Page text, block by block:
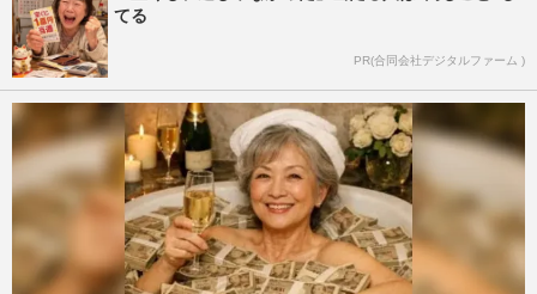
てる
PR(合同会社デジタルファーム )